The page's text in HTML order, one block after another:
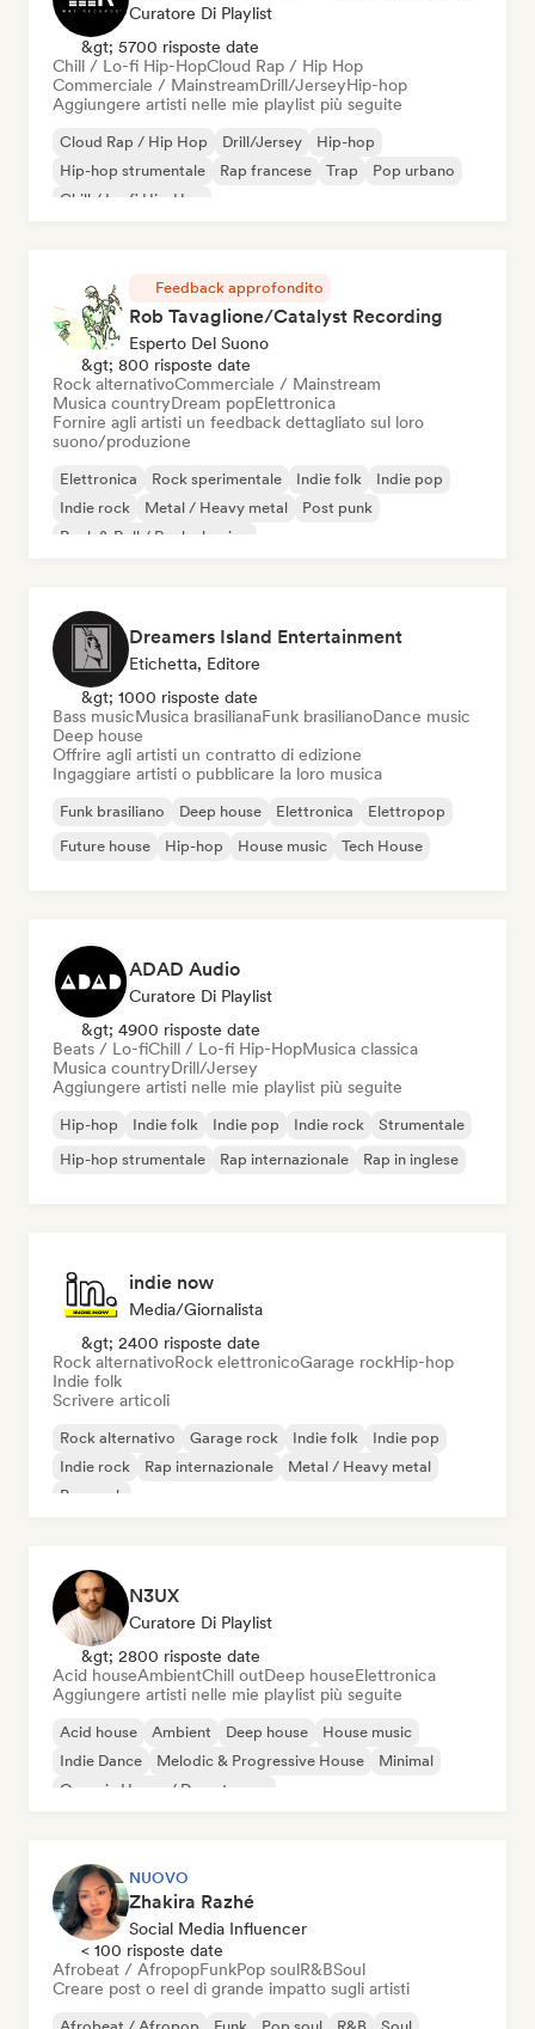
Curatore Di Playlist
&gt; 5700 risposte date
Chill / Lo-fi Hip-HopCloud Rap / Hip Hop
Commerciale / MainstreamDrill/JerseyHip-hop
Aggiungere artisti nelle mie playlist più seguite
Cloud Rap / Hip Hop Drill/Jersey
Hip-hop
Hip-hop strumentale
Rap francese Trap
Pop urbano
Chill / Lo-fi Hip-Hop
Feedback approfondito
Rob Tavaglione/Catalyst Recording
Esperto Del Suono
&gt; 800 risposte date
Rock alternativoCommerciale / Mainstream
Musica countryDream popElettronica
Fornire agli artisti un feedback dettagliato sul loro
suono/produzione
Elettronica Rock sperimentale Indie folk
Indie pop
Indie rock
Metal / Heavy metal
Post punk
Rock & Roll / Rock classico
Dreamers Island Entertainment
Etichetta, Editore
&gt; 1000 risposte date
Bass musicMusica brasilianaFunk brasilianoDance music
Deep house
Offrire agli artisti un contratto di edizione
Ingaggiare artisti o pubblicare la loro musica
Funk brasiliano Deep house Elettronica
Elettropop
Future house
Hip-hop House music Tech House
ADAD Audio
Curatore Di Playlist
&gt; 4900 risposte date
Beats / Lo-fiChill / Lo-fi Hip-HopMusica classica
Musica countryDrill/Jersey
Aggiungere artisti nelle mie playlist più seguite
Hip-hop Indie folk Indie pop Indie rock
Strumentale
Hip-hop strumentale
Rap internazionale Rap in inglese
indie now
Media/Giornalista
&gt; 2400 risposte date
Rock alternativoRock elettronicoGarage rockHip-hop
Indie folk
Scrivere articoli
Rock alternativo Garage rock Indie folk
Indie pop
Indie rock
Rap internazionale
Metal / Heavy metal
Pop rock
N3UX
Curatore Di Playlist
&gt; 2800 risposte date
Acid houseAmbientChill outDeep houseElettronica
Aggiungere artisti nelle mie playlist più seguite
Acid house Ambient Deep house
House music
Indie Dance
Melodic & Progressive House
Minimal
Organic House / Downtempo
NUOVO
Zhakira Razhé
Social Media Influencer
< 100 risposte date
Afrobeat / AfropopFunkPop soulR&BSoul
Creare post o reel di grande impatto sugli artisti